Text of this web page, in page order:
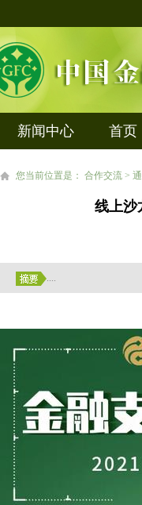
新闻中心 首页
您当前位置是： 合作交流 >
线上沙
....